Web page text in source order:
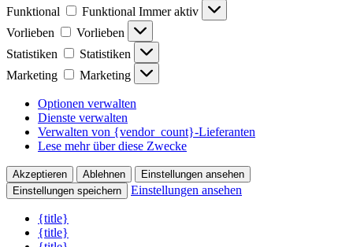
Funktional
Funktional Immer aktiv
Vorlieben
Vorlieben
Statistiken
Statistiken
Marketing
Marketing
Optionen verwalten
Dienste verwalten
Verwalten von {vendor_count}-Lieferanten
Lese mehr über diese Zwecke
Akzeptieren Ablehnen
Einstellungen ansehen
Einstellungen speichern
Einstellungen ansehen
{title}
{title}